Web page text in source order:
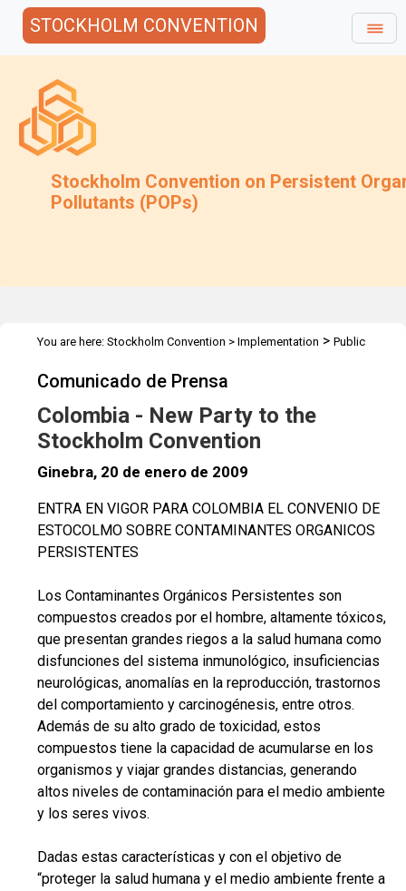
STOCKHOLM CONVENTION
Stockholm Convention on Persistent
Pollutants (POPs)
You are here: Stockholm Convention > Implementation > Public
Comunicado de Prensa
Colombia - New Party to the
Stockholm Convention
Ginebra, 20 de enero de 2009
ENTRA EN VIGOR PARA COLOMBIA EL CONVENIO DE
ESTOCOLMO SOBRE CONTAMINANTES ORGANICOS
PERSISTENTES
Los Contaminantes Orgánicos Persistentes son
compuestos creados por el hombre, altamente tóxicos,
que presentan grandes riegos a la salud humana como
disfunciones del sistema inmunológico, insuficiencias
neurológicas, anomalías en la reproducción, trastornos
del comportamiento y carcinogénesis, entre otros.
Además de su alto grado de toxicidad, estos
compuestos tiene la capacidad de acumularse en los
organismos y viajar grandes distancias, generando
altos niveles de contaminación para el medio ambiente
y los seres vivos.
Dadas estas características y con el objetivo de
“proteger la salud humana y el medio ambiente frente a